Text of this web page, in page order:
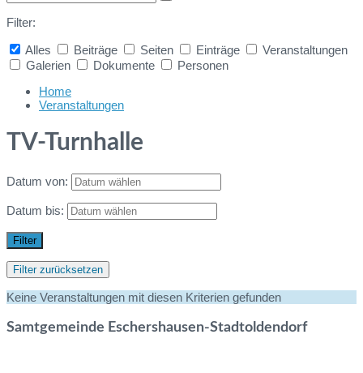
Filter:
Alles
Beiträge Seiten Einträge
Veranstaltungen
Galerien
Dokumente Personen
search
Home
Veranstaltungen
TV-Turnhalle
Datum von:
Datum bis:
Filter
Filter zurücksetzen
Keine Veranstaltungen mit diesen Kriterien gefunden
Samtgemeinde Eschershausen-Stadtoldendorf